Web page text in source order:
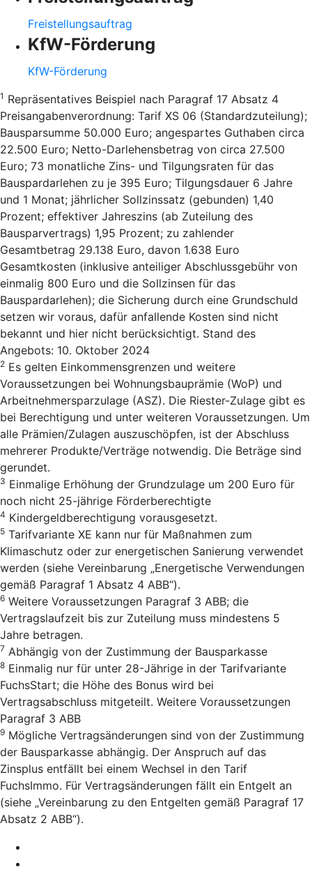
Freistellungsauftrag
KfW-Förderung
KfW-Förderung
1 Repräsentatives Beispiel nach Paragraf 17 Absatz 4
Preisangabenverordnung: Tarif XS 06 (Standardzuteilung);
Bausparsumme 50.000 Euro; angespartes Guthaben circa
22.500 Euro; Netto-Darlehensbetrag von circa 27.500
Euro; 73 monatliche Zins- und Tilgungsraten für das
Bauspardarlehen zu je 395 Euro; Tilgungsdauer 6 Jahre
und 1 Monat; jährlicher Sollzinssatz (gebunden) 1,40
Prozent; effektiver Jahreszins (ab Zuteilung des
Bausparvertrags) 1,95 Prozent; zu zahlender
Gesamtbetrag 29.138 Euro, davon 1.638 Euro
Gesamtkosten (inklusive anteiliger Abschlussgebühr von
einmalig 800 Euro und die Sollzinsen für das
Bauspardarlehen); die Sicherung durch eine Grundschuld
setzen wir voraus, dafür anfallende Kosten sind nicht
bekannt und hier nicht berücksichtigt. Stand des
Angebots: 10. Oktober 2024
2 Es gelten Einkommensgrenzen und weitere
Voraussetzungen bei Wohnungsbauprämie (WoP) und
Arbeitnehmersparzulage (ASZ). Die Riester-Zulage gibt es
bei Berechtigung und unter weiteren Voraussetzungen. Um
alle Prämien/Zulagen auszuschöpfen, ist der Abschluss
mehrerer Produkte/Verträge notwendig. Die Beträge sind
gerundet.
3 Einmalige Erhöhung der Grundzulage um 200 Euro für
noch nicht 25-jährige Förderberechtigte
4 Kindergeldberechtigung vorausgesetzt.
5 Tarifvariante XE kann nur für Maßnahmen zum
Klimaschutz oder zur energetischen Sanierung verwendet
werden (siehe Vereinbarung „Energetische Verwendungen
gemäß Paragraf 1 Absatz 4 ABB“).
6 Weitere Voraussetzungen Paragraf 3 ABB; die
Vertragslaufzeit bis zur Zuteilung muss mindestens 5
Jahre betragen.
7 Abhängig von der Zustimmung der Bausparkasse
8 Einmalig nur für unter 28-Jährige in der Tarifvariante
FuchsStart; die Höhe des Bonus wird bei
Vertragsabschluss mitgeteilt. Weitere Voraussetzungen
Paragraf 3 ABB
9 Mögliche Vertragsänderungen sind von der Zustimmung
der Bausparkasse abhängig. Der Anspruch auf das
Zinsplus entfällt bei einem Wechsel in den Tarif
FuchsImmo. Für Vertragsänderungen fällt ein Entgelt an
(siehe „Vereinbarung zu den Entgelten gemäß Paragraf 17
Absatz 2 ABB“).